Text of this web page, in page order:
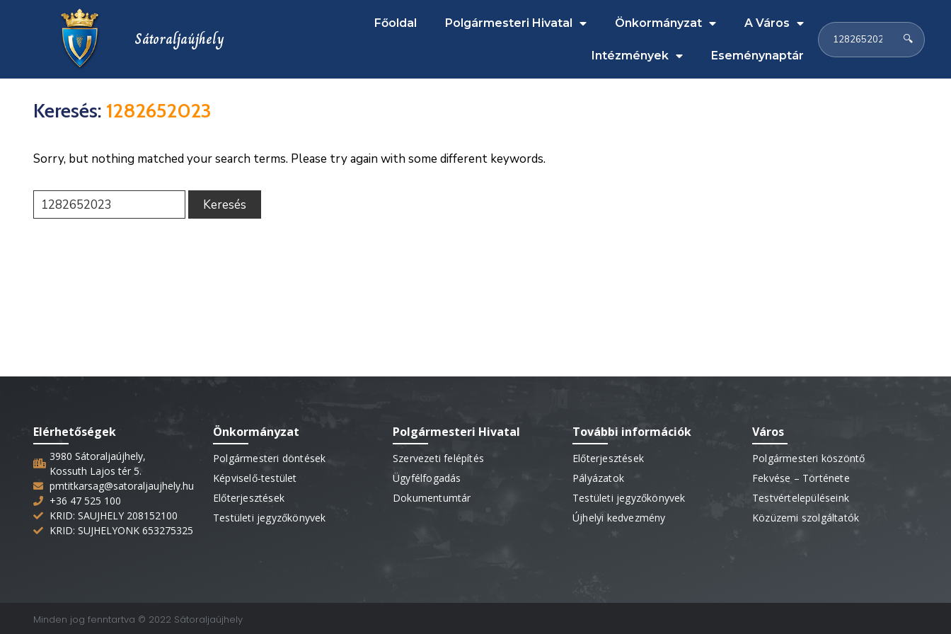
Sátoraljaújhely
Főoldal Polgármesteri Hivatal Önkormányzat A Város
Intézmények Eseménynaptár
🔍
Keresés: 1282652023
Sorry, but nothing matched your search terms. Please try again with some different keywords.
Elérhetőségek
3980 Sátoraljaújhely,
Kossuth Lajos tér 5.
pmtitkarsag@satoraljaujhely.hu
+36 47 525 100
KRID: SAUJHELY 208152100
KRID: SUJHELYONK 653275325
Önkormányzat
Polgármesteri döntések
Képviselő-testület
Előterjesztések
Testületi jegyzőkönyvek
Polgármesteri Hivatal
Szervezeti felépítés
Ügyfélfogadás
Dokumentumtár
További információk
Előterjesztések
Pályázatok
Testületi jegyzőkönyvek
Újhelyi kedvezmény
Város
Polgármesteri köszöntő
Fekvése – Története
Testvértelepüléseink
Közüzemi szolgáltatók
Minden jog fenntartva © 2022 Sátoraljaújhely